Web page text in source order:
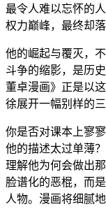
最令人难以忘怀的
权力巅峰，最终却
他的崛起与覆灭，
斗争的缩影，是历
董卓漫画》正是以
徐展开一幅别样的三
你是否对课本上寥
他的描述太过单薄
理解他为何会做出
脸谱化的恶棍，而
人物。漫画将细腻